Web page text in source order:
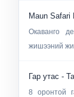
Maun Safari
Окаванго
жишээний
Гар утас -
8 оронтой